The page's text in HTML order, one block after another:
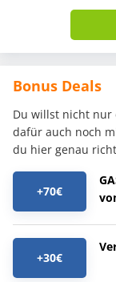
Bonus Deals
Du willst nicht nur
dafür auch noch
du hier genau
+70€
+30€